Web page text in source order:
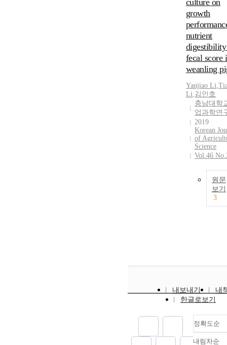
culture on
growth
nutrient
fecal score
weanling
Yanjiao Li,
Li,김인호
충남대학
업과학연
2019
Korean
of
Science
Vol.46
원문
보기
3
내보내기
내
한글로보기
정확도순
내림차순